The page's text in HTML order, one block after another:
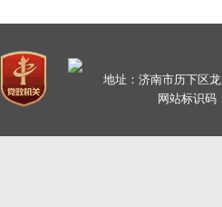
地址：济南市历下区
网站标识码